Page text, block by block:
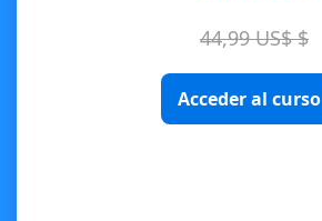
44,99 US$ $
Acceder al curso